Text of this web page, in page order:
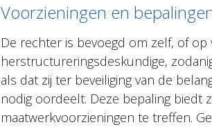
Voorzieningen en
De rechter is bevoegd om zelf, of
herstructureringsdeskundige,
als dat zij ter beveiliging van de
nodig oordeelt. Deze bepaling biedt
maatwerkvoorzieningen te treffen.